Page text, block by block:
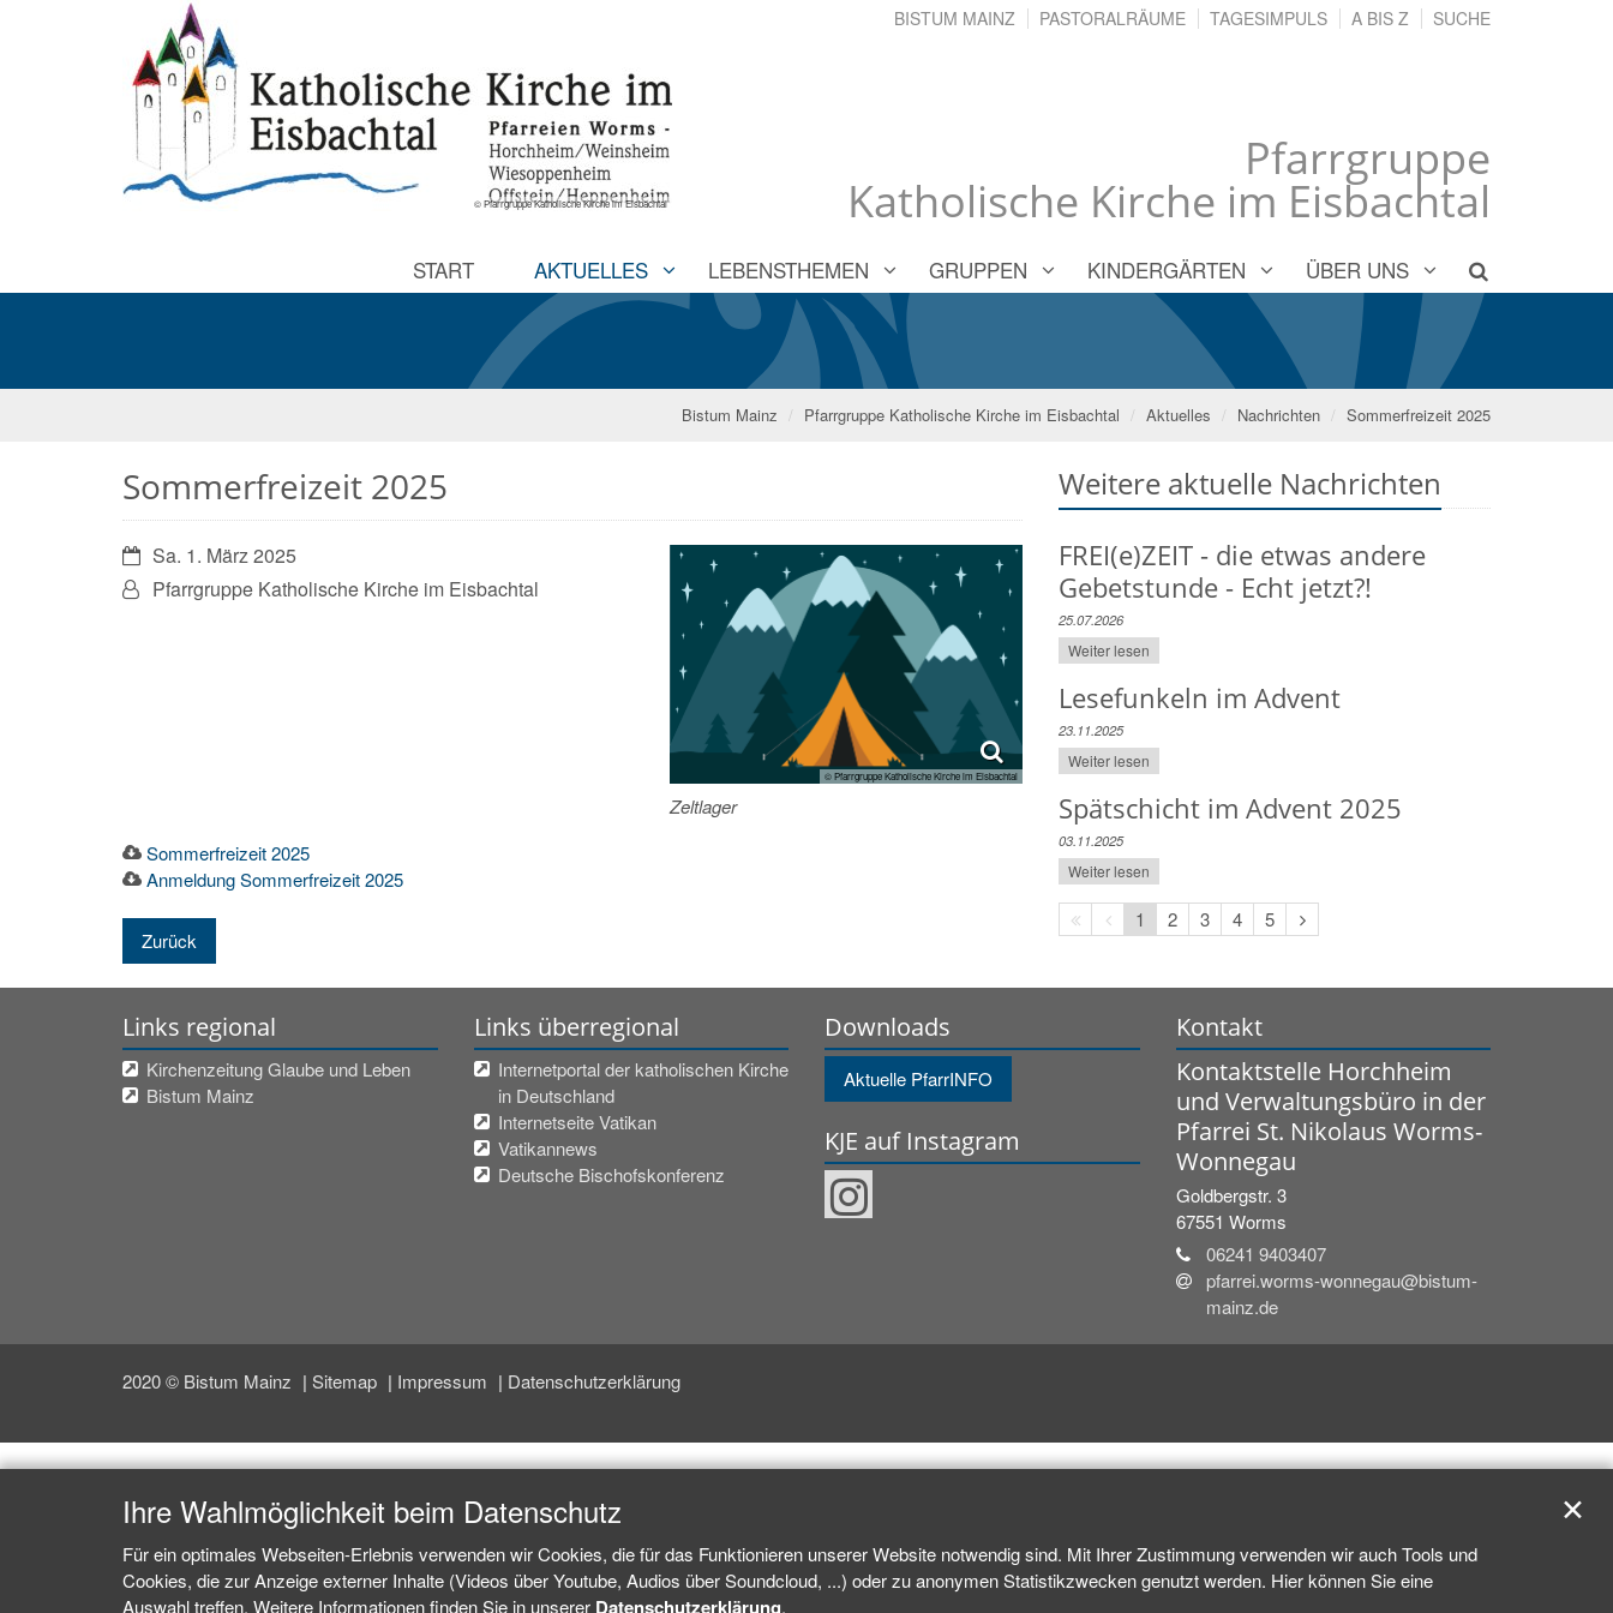
© Pfarrgruppe Katholische Kirche im Eisbachtal
Pfarrgruppe
Katholische Kirche im Eisbachtal
BISTUM MAINZ PASTORALRÄUME TAGESIMPULS A BIS Z SUCHE
START AKTUELLES LEBENSTHEMEN GRUPPEN KINDERGÄRTEN ÜBER UNS
Bistum Mainz Pfarrgruppe Katholische Kirche im Eisbachtal Aktuelles Nachrichten Sommerfreizeit 2025
Sommerfreizeit 2025
© Pfarrgruppe Katholische Kirche im Eisbachtal
Zeltlager
Datum:Sa. 1. März 2025
Von:Pfarrgruppe Katholische Kirche im Eisbachtal
Sommerfreizeit 2025
Anmeldung Sommerfreizeit 2025
Zurück
Weitere aktuelle Nachrichten
FREI(e)ZEIT - die etwas andere
Gebetstunde - Echt jetzt?!
25.07.2026
Weiter lesen
Lesefunkeln im Advent
23.11.2025
Weiter lesen
Spätschicht im Advent 2025
03.11.2025
Weiter lesen
Erste
Seite
Vorherige
Seite
1 2 3 4 5
Nächste
Seite
Links regional
Kirchenzeitung Glaube und Leben
Bistum Mainz
Links überregional
Internetportal der katholischen Kirche
in Deutschland
Internetseite Vatikan
Vatikannews
Deutsche Bischofskonferenz
Downloads
Aktuelle PfarrINFO
KJE auf Instagram
Kontakt
Kontaktstelle Horchheim
und Verwaltungsbüro in der
Pfarrei St. Nikolaus Worms-
Wonnegau
Goldbergstr. 3
67551 Worms
06241 9403407
pfarrei.worms-wonnegau@bistum-
mainz.de
2020 © Bistum Mainz Sitemap Impressum Datenschutzerklärung
Ihre Wahlmöglichkeit beim Datenschutz
Für ein optimales Webseiten-Erlebnis verwenden wir Cookies, die für das Funktionieren unserer Website notwendig sind. Mit Ihrer Zustimmung verwenden wir auch Tools und
Cookies, die zur Anzeige externer Inhalte (Videos über Youtube, Audios über Soundcloud, ...) oder zu anonymen Statistikzwecken genutzt werden. Hier können Sie eine
Auswahl treffen. Weitere Informationen finden Sie in unserer Datenschutzerklärung.
✕